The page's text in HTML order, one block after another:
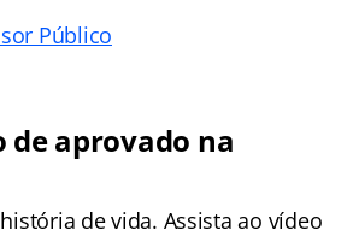
Público
de aprovado na
de vida. Assista ao vídeo